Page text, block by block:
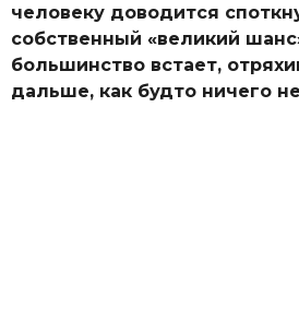
человеку доводится
собственный «великий
большинство встает,
дальше, как будто ничего